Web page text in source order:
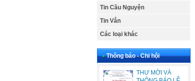
Tin Cầu Nguyện
Tin Vắn
Các loại khác
• Thông báo - Chi hội
THƯ MỜI VÀ